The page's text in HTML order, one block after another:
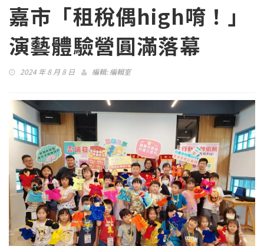
嘉市「租稅偶high唷！」
演藝體驗營圓滿落幕
2024 年 8 月 8 日 編輯:編輯室